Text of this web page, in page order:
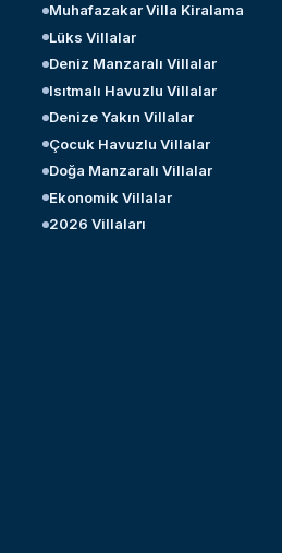
Muhafazakar Villa Kiralama
Lüks Villalar
Deniz Manzaralı Villalar
Isıtmalı Havuzlu Villalar
Denize Yakın Villalar
Çocuk Havuzlu Villalar
Doğa Manzaralı Villalar
Ekonomik Villalar
2026 Villaları